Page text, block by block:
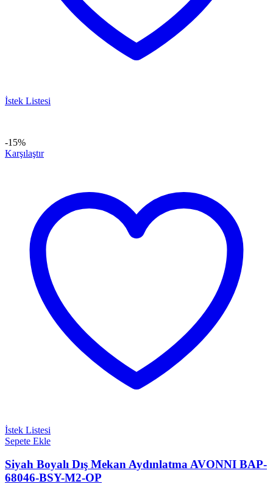
İstek Listesi
-15%
Karşılaştır
İstek Listesi
Sepete Ekle
Siyah Boyalı Dış Mekan Aydınlatma AVONNI BAP-
68046-BSY-M2-OP